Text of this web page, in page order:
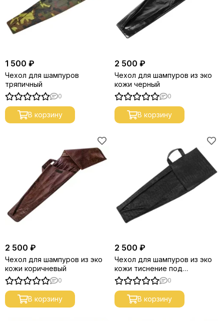
1 500 ₽
Чехол для шампуров
тряпичный
0
В корзину
2 500 ₽
Чехол для шампуров из эко
кожи черный
0
В корзину
2 500 ₽
Чехол для шампуров из эко
кожи коричневый
0
В корзину
2 500 ₽
Чехол для шампуров из эко
кожи тиснение под
крокодила
0
В корзину